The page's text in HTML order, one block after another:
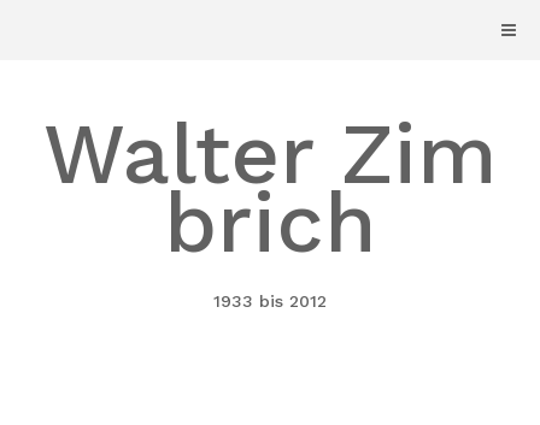
Walter Zim
brich
1933 bis 2012